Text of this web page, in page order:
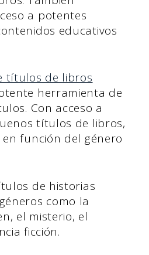
a potentes
educativos
títulos de libros
herramienta de
Con acceso a
títulos de libros,
función del género
de historias
como la
el misterio, el
ficción.